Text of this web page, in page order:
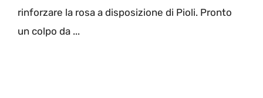
rinforzare la rosa a disposizione di Pioli. Pronto
un colpo da ...